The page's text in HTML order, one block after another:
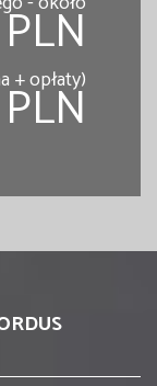
+ opłaty)